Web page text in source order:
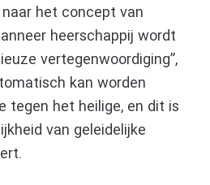
het concept van
heerschappij wordt
vertegenwoordiging”,
kan worden
tegen het heilige, en dit is
van geleidelijke